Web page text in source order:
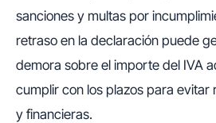
sanciones y multas por
retraso en la declaración puede
demora sobre el importe del IVA
cumplir con los plazos para evitar
y financieras.